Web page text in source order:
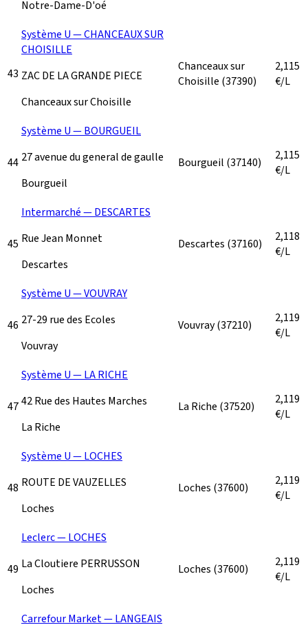
Notre-Dame-D'oé
43
Système U — CHANCEAUX SUR
CHOISILLE
ZAC DE LA GRANDE PIECE
Chanceaux sur Choisille
Chanceaux sur
Choisille (37390)
2,115
€/L
44
Système U — BOURGUEIL
27 avenue du general de gaulle
Bourgueil
Bourgueil (37140)
2,115
€/L
45
Intermarché — DESCARTES
Rue Jean Monnet
Descartes
Descartes (37160)
2,118
€/L
46
Système U — VOUVRAY
27-29 rue des Ecoles
Vouvray
Vouvray(37210)
2,119
€/L
47
Système U — LA RICHE
42 Rue des Hautes Marches
La Riche
La Riche (37520)
2,119
€/L
48
Système U — LOCHES
ROUTE DE VAUZELLES
Loches
Loches (37600)
2,119
€/L
49
Leclerc — LOCHES
La Cloutiere PERRUSSON
Loches
Loches (37600)
2,119
€/L
Carrefour Market — LANGEAIS